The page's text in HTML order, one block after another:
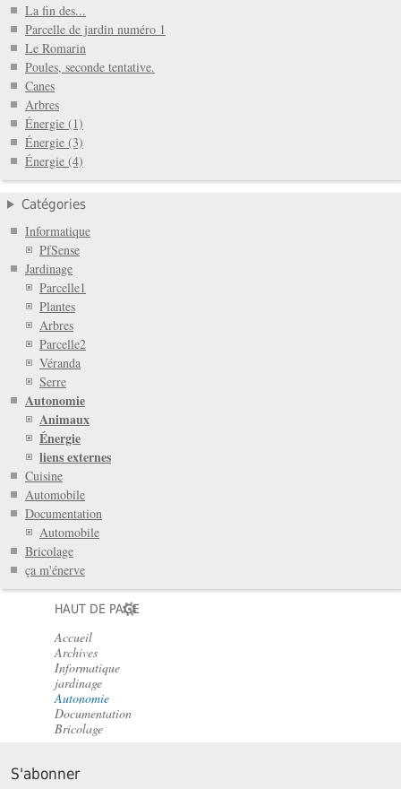
La fin des...
Parcelle de jardin numéro 1
Le Romarin
Poules, seconde tentative.
Canes
Arbres
Énergie (1)
Énergie (3)
Énergie (4)
Catégories
Informatique
PfSense
Jardinage
Parcelle1
Plantes
Arbres
Parcelle2
Véranda
Serre
Autonomie
Animaux
Énergie
liens externes
Cuisine
Automobile
Documentation
Automobile
Bricolage
ça m'énerve
HAUT DE PAGE
Accueil
Archives
Informatique
jardinage
Autonomie
Documentation
Bricolage
S'abonner